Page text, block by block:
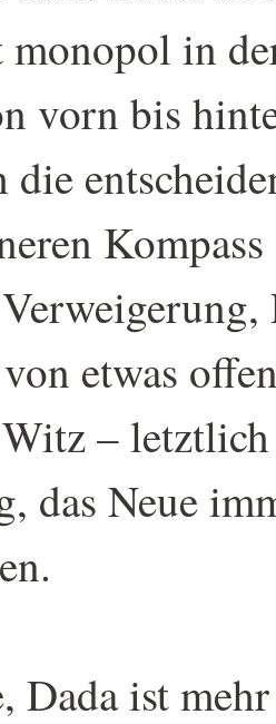
in
vorn bis
die
etwas
– letztlich
das Neue
Dada ist